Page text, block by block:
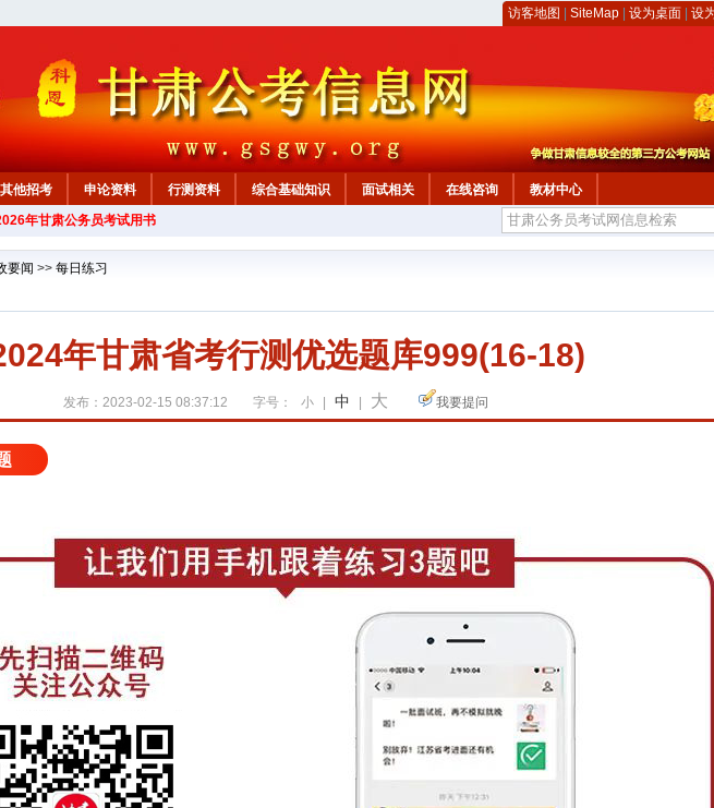
访客地图 SiteMap 设为桌面 设
他招考 申论资料 行测资料 综合基础知识 面试相关 在线咨询
教材中心
年甘肃公务员考试用书
要闻 >> 每日练习
年甘肃省考行测优选题库999(16-18)
发布：2023-02-15 08:37:12 字号： 小 中 大 我要提问